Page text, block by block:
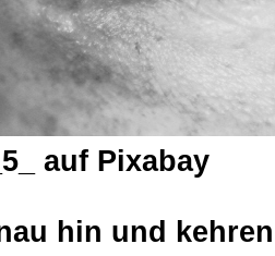
auf Pixabay
hin und